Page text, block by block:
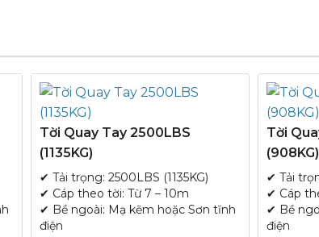
Tời Quay Tay 2500LBS
(1135KG)
✔ Tải trọng: 2500LBS (1135KG)
✔ Cáp theo tời: Từ 7 – 10m
✔ Bề ngoài: Mạ kẽm hoặc Sơn tĩnh
điện
Tời
(908KG)
✔ Tải
✔ Cáp
✔ Bề
điện